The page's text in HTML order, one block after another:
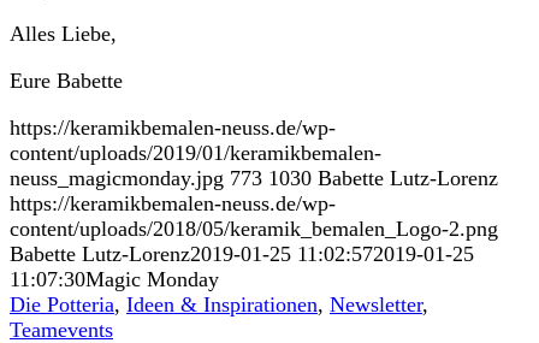
Alles Liebe,
Eure Babette
https://keramikbemalen-neuss.de/wp-
content/uploads/2019/01/keramikbemalen-
neuss_magicmonday.jpg 773 1030 Babette Lutz-Lorenz
https://keramikbemalen-neuss.de/wp-
content/uploads/2018/05/keramik_bemalen_Logo-2.png
Babette Lutz-Lorenz2019-01-25 11:02:572019-01-25
11:07:30Magic Monday
Die Potteria, Ideen & Inspirationen, Newsletter,
Teamevents